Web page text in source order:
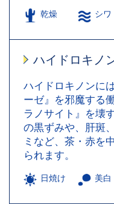
乾燥 シワ
ハイドロキノ
ハイドロキノンに
ーゼ』を邪魔する
ラノサイト』を壊
の黒ずみや、肝斑
ミなど、茶・赤を
られます。
日焼け 美白